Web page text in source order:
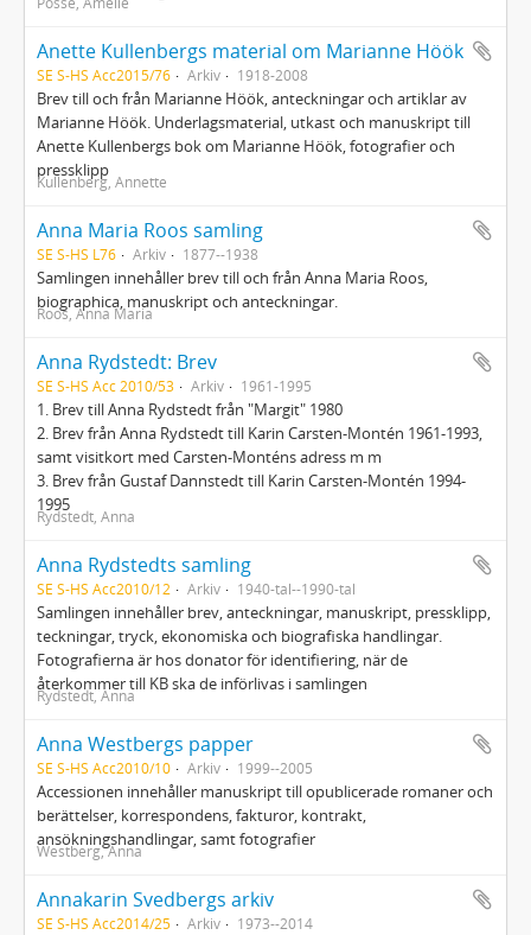
Anette Kullenbergs material om Marianne Höök
SE S-HS Acc2015/76 Arkiv 1918-2008
Brev till och från Marianne Höök, anteckningar och artiklar av
Marianne Höök. Underlagsmaterial, utkast och manuskript till
Anette Kullenbergs bok om Marianne Höök, fotografier och
pressklipp
Kullenberg, Annette
Anna Maria Roos samling
SE S-HS L76 Arkiv 1877--1938
Samlingen innehåller brev till och från Anna Maria Roos,
biographica, manuskript och anteckningar.
Roos, Anna Maria
Anna Rydstedt: Brev
SE S-HS Acc 2010/53 Arkiv 1961-1995
1. Brev till Anna Rydstedt från "Margit" 1980
2. Brev från Anna Rydstedt till Karin Carsten-Montén 1961-1993,
samt visitkort med Carsten-Monténs adress m m
3. Brev från Gustaf Dannstedt till Karin Carsten-Montén 1994-
1995
Rydstedt, Anna
Anna Rydstedts samling
SE S-HS Acc2010/12 Arkiv 1940-tal--1990-tal
Samlingen innehåller brev, anteckningar, manuskript, pressklipp,
teckningar, tryck, ekonomiska och biografiska handlingar.
Fotografierna är hos donator för identifiering, när de
återkommer till KB ska de införlivas i samlingen
Rydstedt, Anna
Anna Westbergs papper
SE S-HS Acc2010/10 Arkiv 1999--2005
Accessionen innehåller manuskript till opublicerade romaner och
berättelser, korrespondens, fakturor, kontrakt,
ansökningshandlingar, samt fotografier
Westberg, Anna
Annakarin Svedbergs arkiv
SE S-HS Acc2014/25 Arkiv 1973--2014